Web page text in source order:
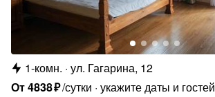
1-комн. ул. Гагарина, 12
От4838₽/сутки укажите даты и гостей